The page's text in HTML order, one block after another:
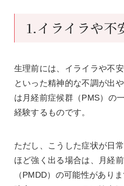
1.イライラや不
生理前には、イライラや不
といった精神的な不調が出
は月経前症候群（PMS）の
経験するものです。
ただし、こうした症状が日
ほど強く出る場合は、月経
（PMDD）の可能性があり